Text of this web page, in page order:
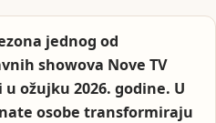
jednog od
showova Nove TV
ožujku 2026. godine. U
osobe transformiraju